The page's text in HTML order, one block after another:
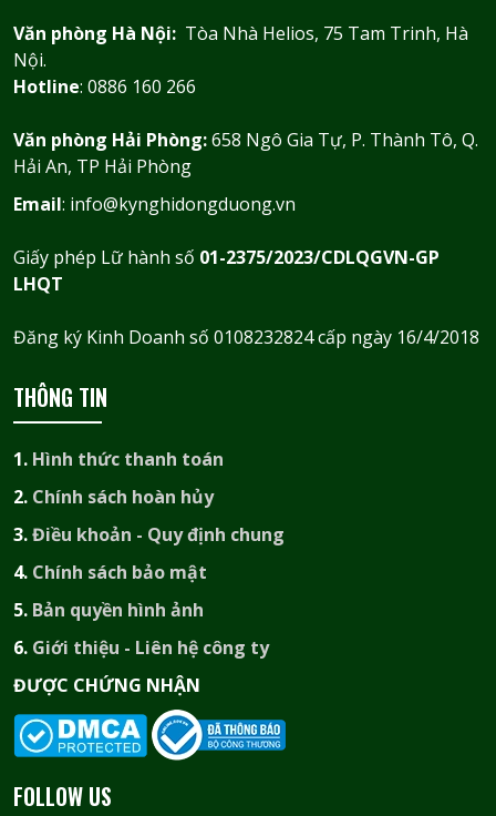
Văn phòng Hà Nội: Tòa Nhà Helios, 75 Tam Trinh, Hà
Nội.
Hotline: 0886 160 266
Văn phòng Hải Phòng:658 Ngô Gia Tự, P. Thành Tô, Q.
Hải An, TP Hải Phòng
Email: info@kynghidongduong.vn
Giấy phép Lữ hành số 01-2375/2023/CDLQGVN-GP
LHQT
Đăng ký Kinh Doanh số 0108232824 cấp ngày 16/4/2018
THÔNG TIN
1. Hình thức thanh toán
2. Chính sách hoàn hủy
3.Điều khoản - Quy định chung
4. Chính sách bảo mật
5. Bản quyền hình ảnh
6. Giới thiệu - Liên hệ công ty
ĐƯỢC CHỨNG NHẬN​
FOLLOW US